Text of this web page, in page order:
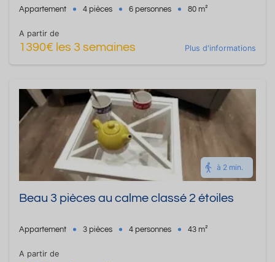
équipé, 80m² : Thermes, centre ville et forêt
Appartement 4 pièces 6 personnes 80 m²
A partir de
1390€ les 3 semaines Plus d'informations
à 2 min.
Beau 3 pièces au calme classé 2 étoiles
Appartement 3 pièces 4 personnes 43 m²
A partir de